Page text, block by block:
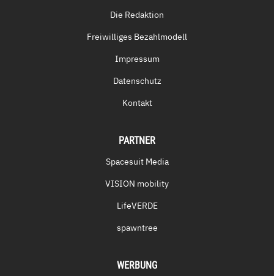
Die Redaktion
Freiwilliges Bezahlmodell
Impressum
Datenschutz
Kontakt
PARTNER
Spacesuit Media
VISION mobility
LifeVERDE
spawntree
WERBUNG